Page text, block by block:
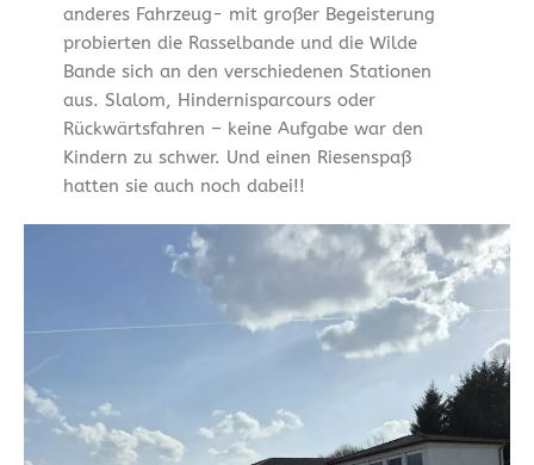
anderes Fahrzeug- mit großer Begeisterung
probierten die Rasselbande und die Wilde
Bande sich an den verschiedenen Stationen
aus. Slalom, Hindernisparcours oder
Rückwärtsfahren – keine Aufgabe war den
Kindern zu schwer. Und einen Riesenspaß
hatten sie auch noch dabei!!